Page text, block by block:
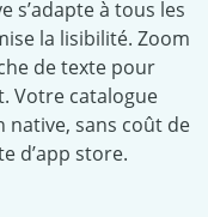
s’adapte à tous les
la lisibilité. Zoom
de texte pour
Votre catalogue
sans coût de
d’app store.